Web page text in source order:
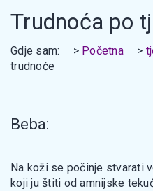
Trudnoća po
Gdje sam: Početna
trudnoće
Beba:
Na koži se počinje stvarati
koji ju štiti od amnijske